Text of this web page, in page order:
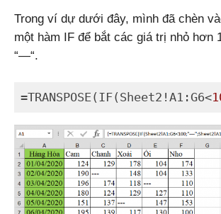
Trong ví dự dưới đây, mình đã chèn
một hàm IF để bắt các giá trị nhỏ hơn
“—“.
=TRANSPOSE(IF(Sheet2!A1:G6<